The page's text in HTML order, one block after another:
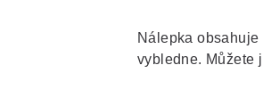
Nálepka
vybledne. Můžete